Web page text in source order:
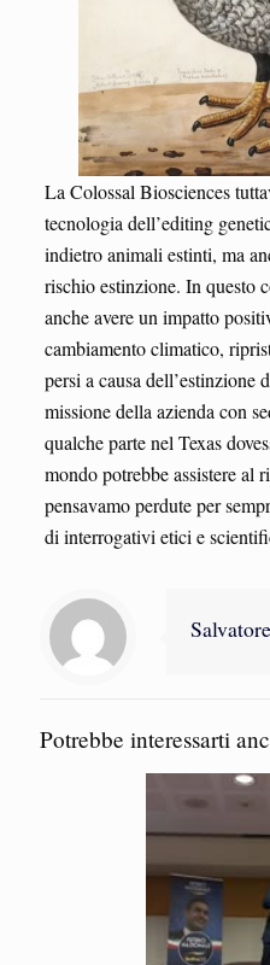
La Colossal Biosciences
tecnologia dell’editing
indietro animali estinti, ma
rischio estinzione. In questo
anche avere un impatto
cambiamento climatico,
persi a causa dell’estinzione
missione della azienda con
qualche parte nel Texas
mondo potrebbe assistere al
pensavamo perdute per
di interrogativi etici e
Potrebbe interessarti